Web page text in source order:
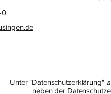
0
Unter "Datenschutzerklärung"
neben der